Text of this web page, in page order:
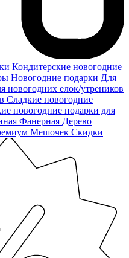
Кондитерские новогодние
Новогодние подарки Для
новогодних елок/утреников
Сладкие новогодние
новогодние подарки для
Фанерная Дерево
Мешочек Скидки